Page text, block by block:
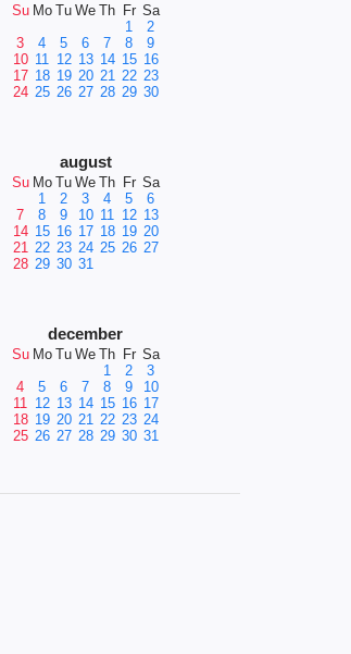
Su Mo Tu We Th Fr Sa
1
2
3
4 5 6 7 8
9
10 11 12 13 14 15 16
17 18 19 20 21 22 23
24 25 26 27 28 29 30
august
Su Mo Tu We Th Fr Sa
1
2 3 4 5
6
7
8 9 10 11 12 13
14 15 16 17 18 19 20
21 22 23 24 25 26 27
28 29 30 31
december
Su Mo Tu We Th Fr Sa
1
2
3
4
5 6 7 8 9
10
11 12 13 14 15 16 17
18 19 20 21 22 23 24
25 26 27 28 29 30 31